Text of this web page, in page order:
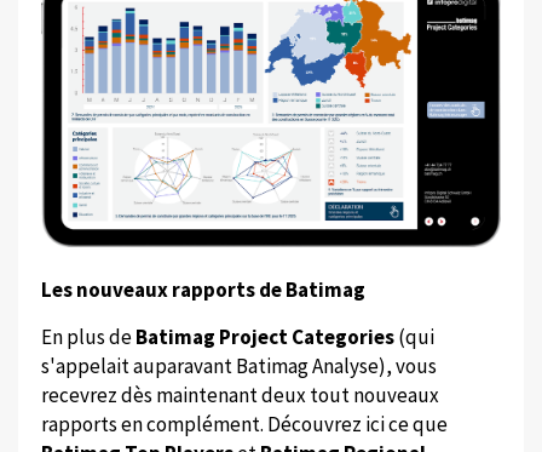
Les nouveaux rapports de Batimag
En plus deBatimag Project Categories(qui
s'appelait auparavant Batimag Analyse), vous
recevrez dès maintenant deux tout nouveaux
rapports en complément. Découvrez ici ce que